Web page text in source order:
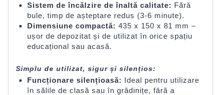
Sistem de încălzire de înaltă calitate: Fără
bule, timp de așteptare redus (3-6 minute).
Dimensiune compactă: 435 x 150 x 81 mm –
ușor de depozitat și de utilizat în orice spațiu
educațional sau acasă.
Simplu de utilizat, sigur și silențios:
Funcționare silențioasă: Ideal pentru utilizare
în sălile de clasă sau în grădinițe, fără a